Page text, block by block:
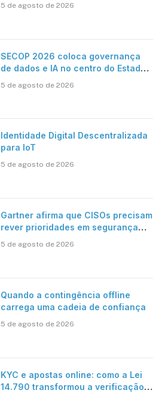
Contabilidade
5 de agosto de 2026
SECOP 2026 coloca governança
de dados e IA no centro do Estado
5 de agosto de 2026
Identidade Digital Descentralizada
para IoT
5 de agosto de 2026
Gartner afirma que CISOs precisam
rever prioridades em segurança
cibernética para enfrentar os
desafios impostos pela Inteligência
5 de agosto de 2026
Quando a contingência offline
carrega uma cadeia de confiança
5 de agosto de 2026
KYC e apostas online: como a Lei
14.790 transformou a verificação